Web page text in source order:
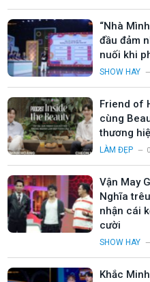
“Nhà
đầu đảm
nuối khi
SHOW HAY
Friend of
cùng
thương
LÀM ĐẸP
Vận May
Nghĩa
nhận cái
cười
SHOW HAY
Khắc